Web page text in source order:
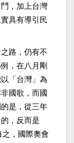
，加上台灣
具有導引民
路，仍有不
，在八月剛
「台灣」為
國歌，而國
是，從三年
，反而是
，國際奧會